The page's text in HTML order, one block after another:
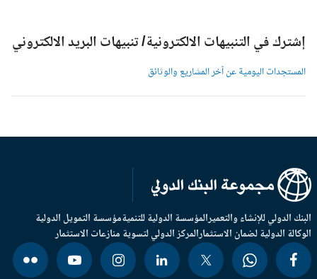
إشترك في التنبيهات الالكترونية/ تنبيهات البريد الالكتروني
المستجدات اليومية عن آخر المشاريع والوثائق
الدولي للإنشاء والتعميرالمؤسسة الدولية للتنميةمؤسسة التمويل الدولية
الدولية لضمان الاستثمارالمركز الدولي لتسوية منازعات الاستثمار